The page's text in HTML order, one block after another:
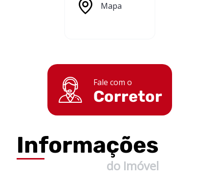
Mapa
Fale com o
Corretor
Informações
do Imóvel